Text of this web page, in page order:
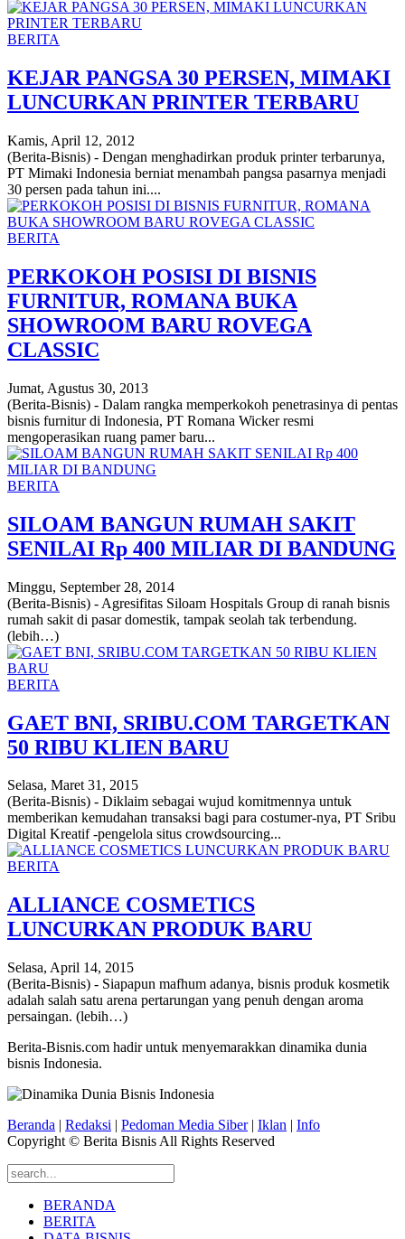
BERITA
KEJAR PANGSA 30 PERSEN, MIMAKI
LUNCURKAN PRINTER TERBARU
Kamis, April 12, 2012
(Berita-Bisnis) - Dengan menghadirkan produk printer terbarunya,
PT Mimaki Indonesia berniat menambah pangsa pasarnya menjadi
30 persen pada tahun ini....
BERITA
PERKOKOH POSISI DI BISNIS
FURNITUR, ROMANA BUKA
SHOWROOM BARU ROVEGA
CLASSIC
Jumat, Agustus 30, 2013
(Berita-Bisnis) - Dalam rangka memperkokoh penetrasinya di pentas
bisnis furnitur di Indonesia, PT Romana Wicker resmi
mengoperasikan ruang pamer baru...
BERITA
SILOAM BANGUN RUMAH SAKIT
SENILAI Rp 400 MILIAR DI BANDUNG
Minggu, September 28, 2014
(Berita-Bisnis) - Agresifitas Siloam Hospitals Group di ranah bisnis
rumah sakit di pasar domestik, tampak seolah tak terbendung.
(lebih…)
BERITA
GAET BNI, SRIBU.COM TARGETKAN
50 RIBU KLIEN BARU
Selasa, Maret 31, 2015
(Berita-Bisnis) - Diklaim sebagai wujud komitmennya untuk
memberikan kemudahan transaksi bagi para costumer-nya, PT Sribu
Digital Kreatif -pengelola situs crowdsourcing...
BERITA
ALLIANCE COSMETICS
LUNCURKAN PRODUK BARU
Selasa, April 14, 2015
(Berita-Bisnis) - Siapapun mafhum adanya, bisnis produk kosmetik
adalah salah satu arena pertarungan yang penuh dengan aroma
persaingan. (lebih…)
Berita-Bisnis.com hadir untuk menyemarakkan dinamika dunia
bisnis Indonesia.
Beranda | Redaksi | Pedoman Media Siber| Iklan | Info
Copyright © Berita Bisnis All Rights Reserved
BERANDA
BERITA